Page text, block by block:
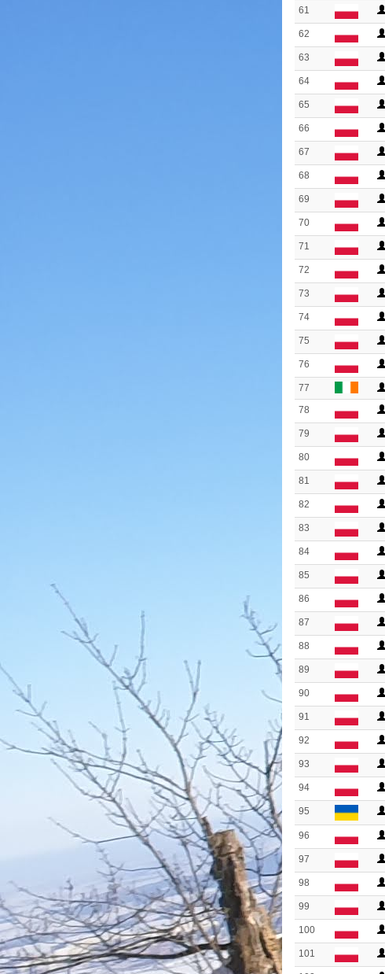
61
62
63
64
65
66
67
68
69
70
71
72
73
74
75
76
77
78
79
80
81
82
83
84
85
86
87
88
89
90
91
92
93
94
95
96
97
98
99
100
101